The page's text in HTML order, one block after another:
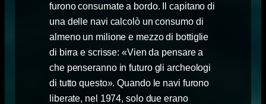
furono consumate a bordo. Il capitano di
una delle navi calcolò un consumo di
almeno un milione e mezzo di bottiglie
di birra e scrisse: «Vien da pensare a
che penseranno in futuro gli archeologi
di tutto questo». Quando le navi furono
liberate, nel 1974, solo due erano